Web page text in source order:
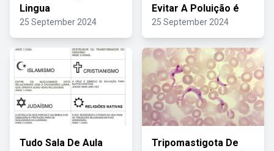
Lingua
25 September 2024
Evitar A Poluição é
25 September 2024
Tudo Sala De Aula
Tripomastigota De